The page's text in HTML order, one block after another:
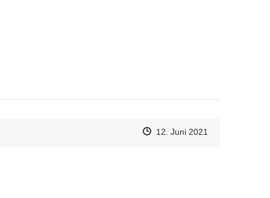
Zeitpunkt des Erstellens
Zeitpunkt des Erstellens
12. Juni 2021